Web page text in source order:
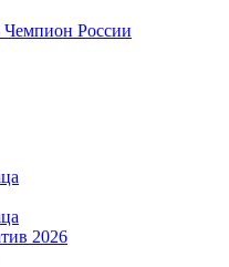
России
2026